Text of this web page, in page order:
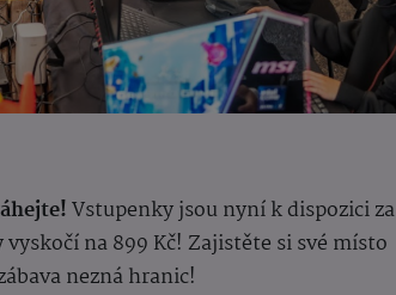
Vstupenky jsou nyní k dispozici za
na 899 Kč! Zajistěte si své místo
nezná hranic!